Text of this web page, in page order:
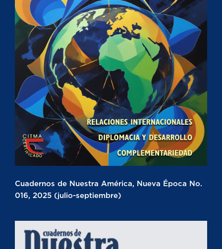
Cuadernos de Nuestra América, Nueva Época No.
016, 2025 (julio-septiembre)